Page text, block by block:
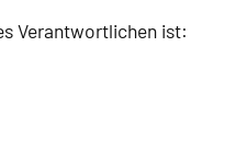
Verantwortlichen ist: